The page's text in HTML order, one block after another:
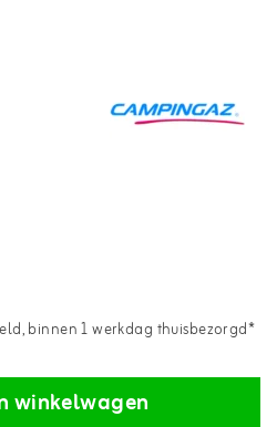
binnen 1 werkdag thuisbezorgd*
winkelwagen